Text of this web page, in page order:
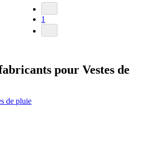
1
pour Vestes de
de pluie